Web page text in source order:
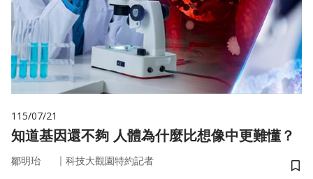
115/07/21
知道基因還不夠 人體為什麼比想像中更難懂？
鄒明珆 ｜ 科技大觀園特約記者
儲